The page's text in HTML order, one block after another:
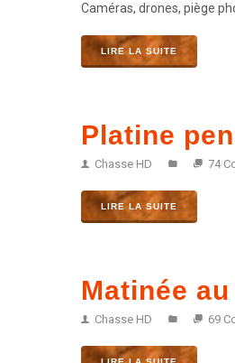
Caméras, drones, piège
LIRE LA SUITE
Platine
Chasse HD 74
LIRE LA SUITE
Matinée
Chasse HD 69